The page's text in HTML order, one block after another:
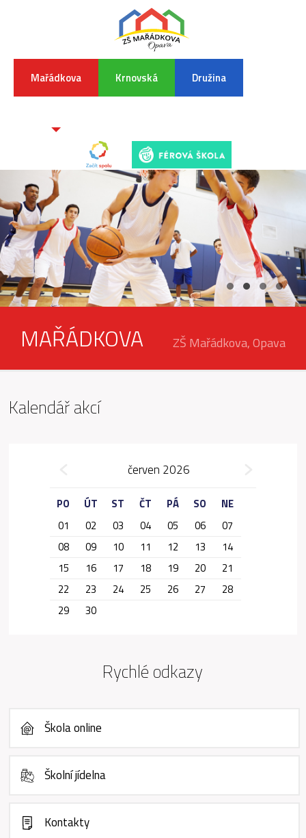
Mařádkova Krnovská Družina
MAŘÁDKOVA ZŠ Mařádkova, Opava
Kalendář akcí
červen 2026
PO ÚT ST ČT PÁ SO
NE
01
02 03 04 05 06
07
08
09 10 11 12 13
14
15
16 17 18 19 20
21
22
23 24 25 26 27
28
29
30
Rychlé odkazy
Škola online
Školní jídelna
Kontakty